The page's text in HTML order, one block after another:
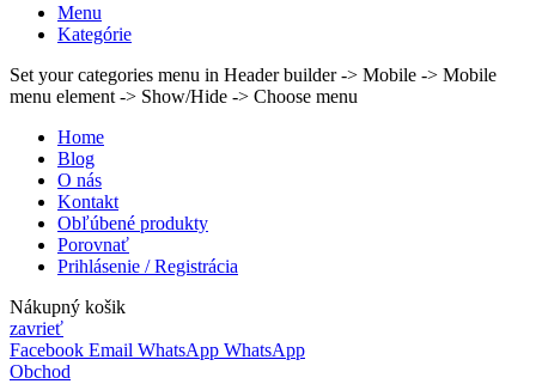
Menu
Kategórie
Set your categories menu in Header builder -> Mobile -> Mobile
menu element -> Show/Hide -> Choose menu
Home
Blog
O nás
Kontakt
Obľúbené produkty
Porovnať
Prihlásenie / Registrácia
Nákupný košik
zavrieť
Facebook Email WhatsApp WhatsApp
Obchod